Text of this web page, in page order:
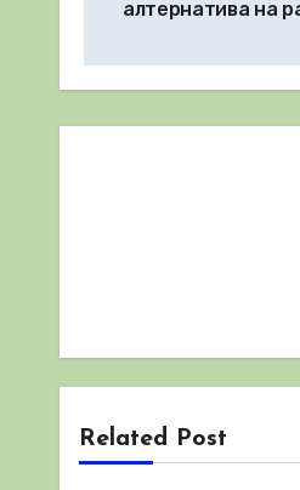
алтернатива на
Related Post